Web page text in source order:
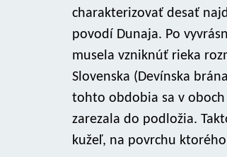
charakterizovať desať
povodí Dunaja. Po
musela vzniknúť rieka
Slovenska (Devínska
tohto obdobia sa v
zarezala do podložia.
kužeľ, na povrchu